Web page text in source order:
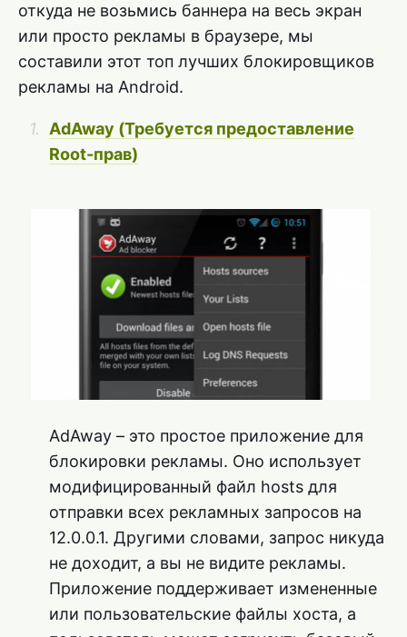
откуда не возьмись баннера на весь экран
или просто рекламы в браузере, мы
составили этот топ лучших блокировщиков
рекламы на Android.
AdAway (Требуется предоставление
Root-прав)
AdAway – это простое приложение для
блокировки рекламы. Оно использует
модифицированный файл hosts для
отправки всех рекламных запросов на
12.0.0.1. Другими словами, запрос никуда
не доходит, а вы не видите рекламы.
Приложение поддерживает измененные
или пользовательские файлы хоста, а